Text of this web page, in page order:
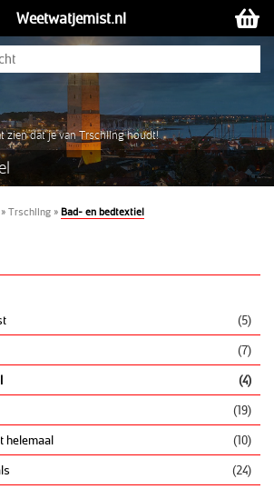
Weetwatjemist.nl
zien dat je van Trschllng houdt!
» Trschllng » Bad- en bedtextiel
(5)
(7)
(4)
(19)
helemaal
(10)
(24)